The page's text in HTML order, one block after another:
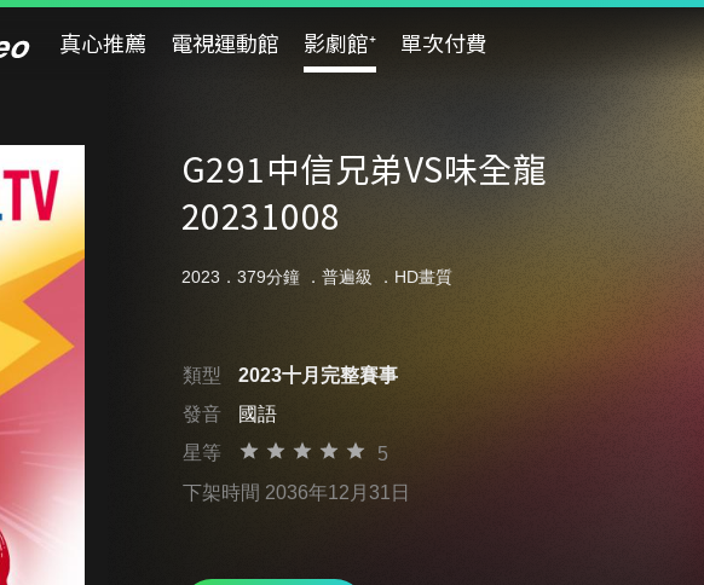
真心推薦 電視運動館 影劇館⁺ 單次付費
G291中信兄弟VS味全龍
20231008
2023．379分鐘 ． 普遍級 ．HD畫質
類型
2023十月完整賽事
發音
國語
星等
5
下架時間 2036年12月31日